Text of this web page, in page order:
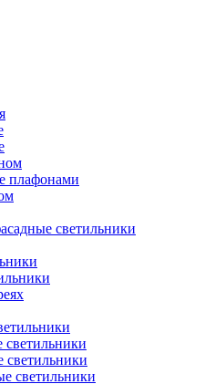
плафонами
светильники
светильники